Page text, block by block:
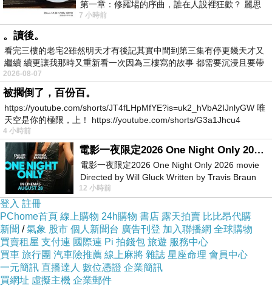
第一章：修羅場的序曲，誰在人設裡狂歡？ 麗思
卡爾頓酒店的總統套房內，燈光昏
7 小時前
。讀後。
看完三樓的老宅2雖然明天才有後記其實中間到第三集有停更幾天才又
繼續 續更讓我那時又重新看一次因為三樓寫的故事 都需要沉浸且要帶
有
2026-08-07
被擱倒了，百份百。
https://youtube.com/shorts/JT4fLHpMfYE?is=uk2_hVbA2IJnlyGW 唯
天空是你的極限，上！ https://youtube.com/shorts/G3a1Jhcu4
4 小時前
電影一夜限定2026 One Night Only 2026 movie
電影一夜限定2026 One Night Only 2026 movie
Directed by Will Gluck Written by Travis Braun
Starring Monica Barbaro
12 小時前
登入 註冊
PChome首頁 線上購物 24h購物 書店 露天拍賣 比比昂代購
新聞 /氣象 股市 個人新聞台 廣告刊登 加入聯播網 全球購物
買賣租屋 支付連 國際連 Pi 拍錢包 旅遊 服務中心
買車 旅行團 汽車險推薦 線上麻將 雜誌 星座命理 會員中心
一元簡訊 直播達人 數位憑證 企業簡訊
買網址 虛擬主機 企業郵件